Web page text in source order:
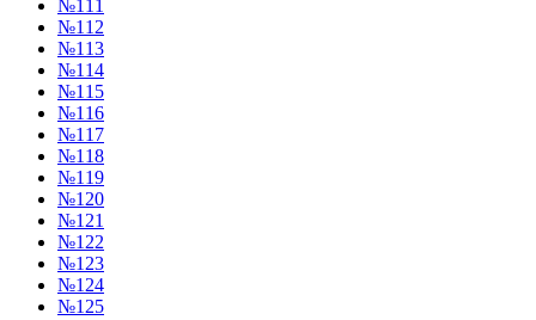
№111
№112
№113
№114
№115
№116
№117
№118
№119
№120
№121
№122
№123
№124
№125